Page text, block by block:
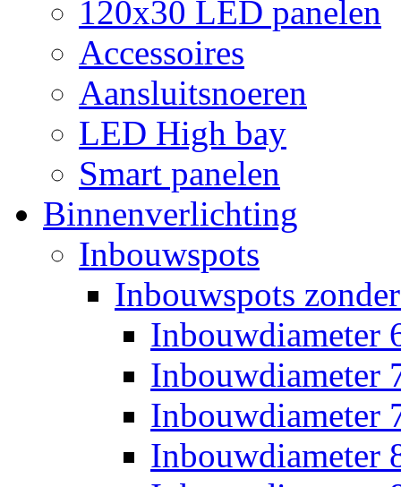
120x30 LED panelen
Accessoires
Aansluitsnoeren
LED High bay
Smart panelen
Binnenverlichting
Inbouwspots
Inbouwspots
Inbouwdiameter
Inbouwdiameter
Inbouwdiameter
Inbouwdiameter